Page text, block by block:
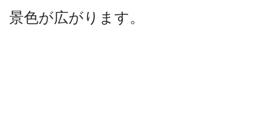
景色が広がります。